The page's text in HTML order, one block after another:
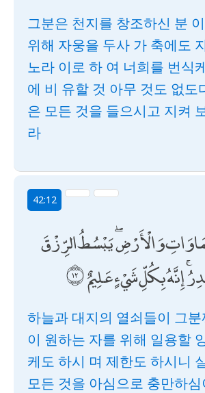
그분은 천지를 창조하신 분
위해 자웅을 두사 가 축에도
노라 이로 하 여 너희를 번식
에 비 유할 것 아무 것도 없도
은 모든 것을 들으시고 지켜
라
42:12
وَالْأَرْضِ ۖ يَبْسُطُ الرِّزْقَ
إِنَّهُ بِكُلِّ شَيْءٍ عَلِيمٌ
하늘과 대지의 열쇠들이 그
이 원하는 자를 위해 일용할
케도 하시 며 제한도 하시니
모든 것을 아심으로 충만하